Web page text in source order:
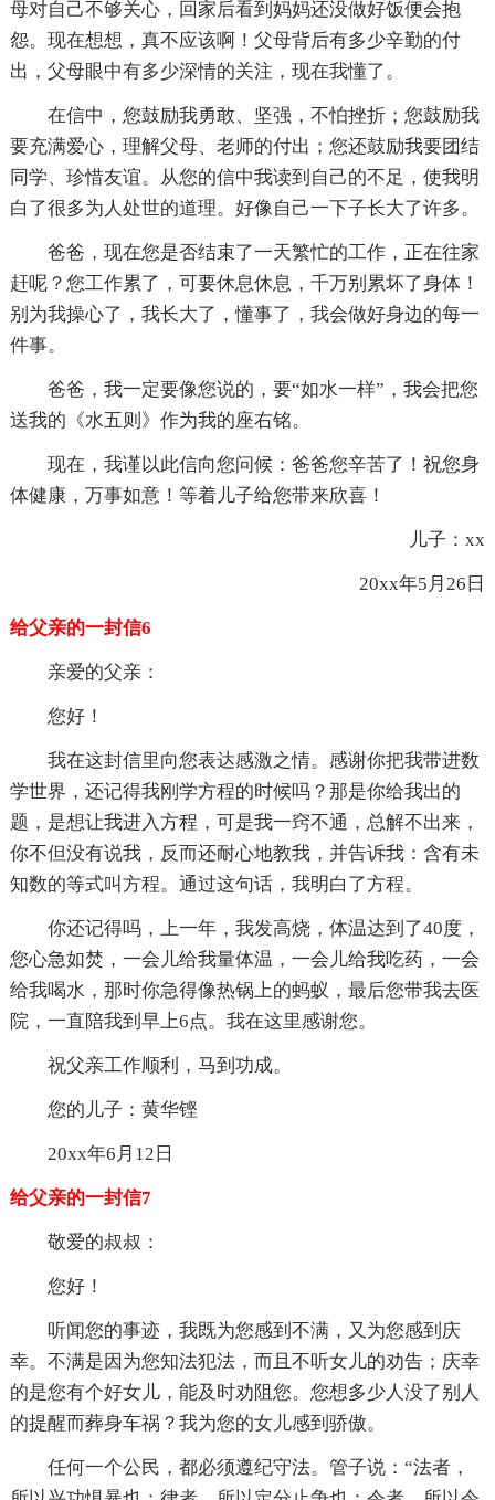
母对自己不够关心，回家后看到妈妈还没做好饭便会抱
怨。现在想想，真不应该啊！父母背后有多少辛勤的付
出，父母眼中有多少深情的关注，现在我懂了。
在信中，您鼓励我勇敢、坚强，不怕挫折；您鼓励我
要充满爱心，理解父母、老师的付出；您还鼓励我要团结
同学、珍惜友谊。从您的信中我读到自己的不足，使我明
白了很多为人处世的道理。好像自己一下子长大了许多。
爸爸，现在您是否结束了一天繁忙的工作，正在往家
赶呢？您工作累了，可要休息休息，千万别累坏了身体！
别为我操心了，我长大了，懂事了，我会做好身边的每一
件事。
爸爸，我一定要像您说的，要“如水一样”，我会把您
送我的《水五则》作为我的座右铭。
现在，我谨以此信向您问候：爸爸您辛苦了！祝您身
体健康，万事如意！等着儿子给您带来欣喜！
儿子：xx
20xx年5月26日
给父亲的一封信6
亲爱的父亲：
您好！
我在这封信里向您表达感激之情。感谢你把我带进数
学世界，还记得我刚学方程的时候吗？那是你给我出的
题，是想让我进入方程，可是我一窍不通，总解不出来，
你不但没有说我，反而还耐心地教我，并告诉我：含有未
知数的等式叫方程。通过这句话，我明白了方程。
你还记得吗，上一年，我发高烧，体温达到了40度，
您心急如焚，一会儿给我量体温，一会儿给我吃药，一会
给我喝水，那时你急得像热锅上的蚂蚁，最后您带我去医
院，一直陪我到早上6点。我在这里感谢您。
祝父亲工作顺利，马到功成。
您的儿子：黄华铿
20xx年6月12日
给父亲的一封信7
敬爱的叔叔：
您好！
听闻您的事迹，我既为您感到不满，又为您感到庆
幸。不满是因为您知法犯法，而且不听女儿的劝告；庆幸
的是您有个好女儿，能及时劝阻您。您想多少人没了别人
的提醒而葬身车祸？我为您的女儿感到骄傲。
任何一个公民，都必须遵纪守法。管子说：“法者，